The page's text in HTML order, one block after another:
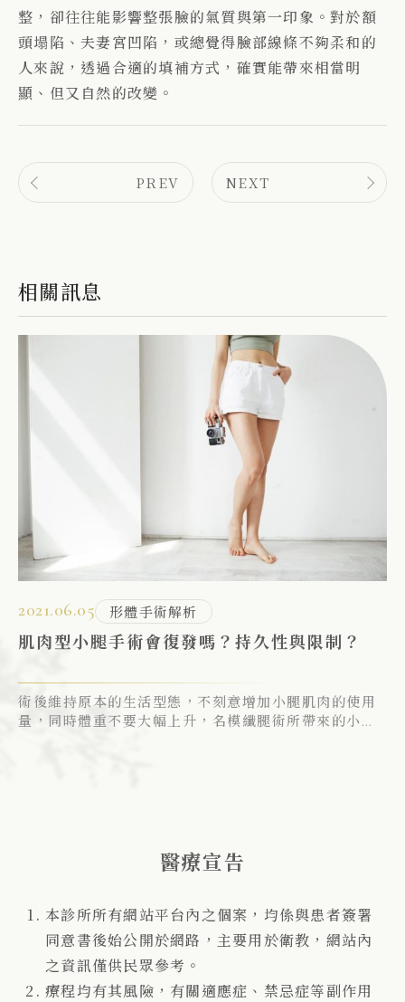
整，卻往往能影響整張臉的氣質與第一印象。對於額
頭塌陷、夫妻宮凹陷，或總覺得臉部線條不夠柔和的
人來說，透過合適的填補方式，確實能帶來相當明
顯、但又自然的改變。
PREV NEXT
相關訊息
2021.06.05 形體手術解析
肌肉型小腿手術會復發嗎？持久性與限制？
術後維持原本的生活型態，不刻意增加小腿肌肉的使用
量，同時體重不要大幅上升，名模纖腿術所帶來的小腿
醫療宣告
本診所所有網站平台內之個案，均係與患者簽署
同意書後始公開於網路，主要用於衛教，網站內
之資訊僅供民眾參考。
療程均有其風險，有關適應症、禁忌症等副作用